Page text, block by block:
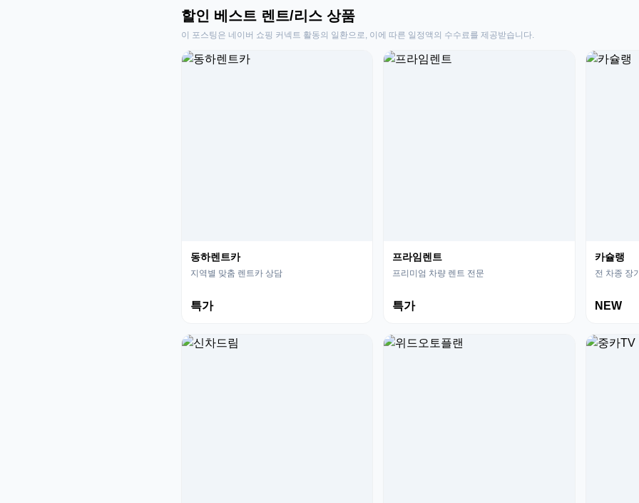
할인 베스트 렌트/리스 상품
이 포스팅은 네이버 쇼핑 커넥트 활동의 일환으로, 이에 따른 일정액의 수수료를 제공받습니다.
동하렌트카
지역별 맞춤 렌트카 상담
특가
프라임렌트
프리미엄 차량 렌트 전문
특가
카슐랭
전 차종 장
NEW